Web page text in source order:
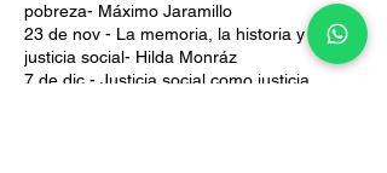
pobreza- Máximo Jaramillo
23 de nov - La memoria, la historia y la
justicia social- Hilda Monráz
7 de dic - Justicia social como justicia